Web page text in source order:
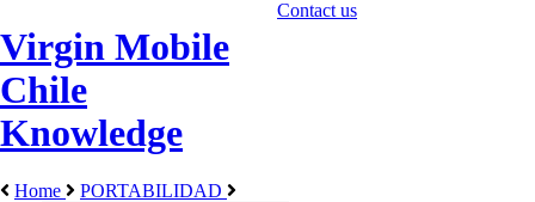
Virgin Mobile
Chile
Knowledge
Contact us
Home PORTABILIDAD